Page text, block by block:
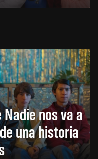
nos va a
una historia